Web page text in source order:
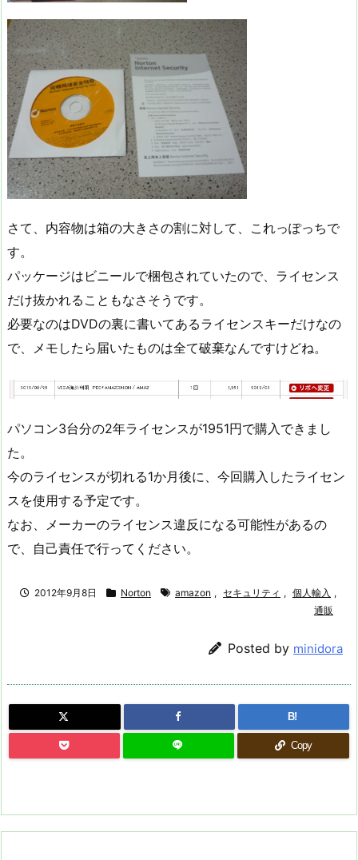
さて、内容物は箱の大きさの割に対して、これっぽっちで
す。
パッケージはビニールで梱包されていたので、ライセンス
だけ抜かれることもなさそうです。
必要なのはDVDの裏に書いてあるライセンスキーだけなの
で、メモしたら届いたものは全て破棄なんですけどね。
パソコン3台分の2年ライセンスが1951円で購入できまし
た。
今のライセンスが切れる1か月後に、今回購入したライセン
スを使用する予定です。
なお、メーカーのライセンス違反になる可能性があるの
で、自己責任で行ってください。
2012年9月8日 Norton amazon , セキュリティ , 個人輸入 ,
通販
Posted by minidora
B!
Copy